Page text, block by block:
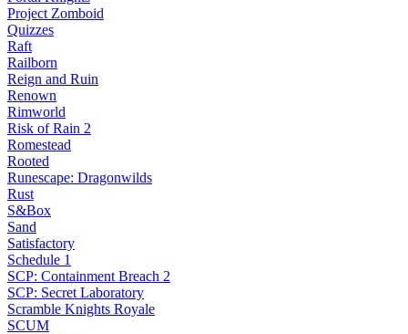
Project Zomboid
Quizzes
Raft
Railborn
Reign and Ruin
Renown
Rimworld
Risk of Rain 2
Romestead
Rooted
Runescape: Dragonwilds
Rust
S&Box
Sand
Satisfactory
Schedule 1
SCP: Containment Breach 2
SCP: Secret Laboratory
Scramble Knights Royale
SCUM